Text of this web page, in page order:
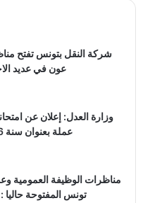
عون في عديد
وزارة العدل: إعلان عن
عملة بعنوان سنة 2026 (87 خطة)
مناظرات الوظيفة
تونس المفتوحة حاليا :